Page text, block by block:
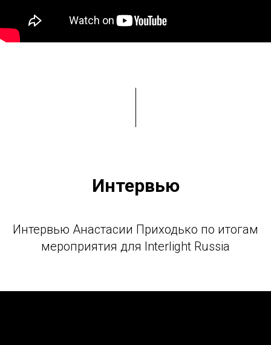
Интервью
Интервью Анастасии Приходько по итогам
мероприятия для Interlight Russia